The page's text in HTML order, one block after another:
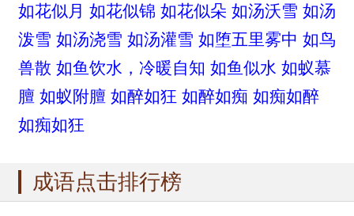
如花似月 如花似锦 如花似朵 如汤沃雪 如汤
泼雪 如汤浇雪 如汤灌雪 如堕五里雾中 如鸟
兽散 如鱼饮水，冷暖自知 如鱼似水 如蚁慕
膻 如蚁附膻 如醉如狂 如醉如痴 如痴如醉
如痴如狂
成语点击排行榜